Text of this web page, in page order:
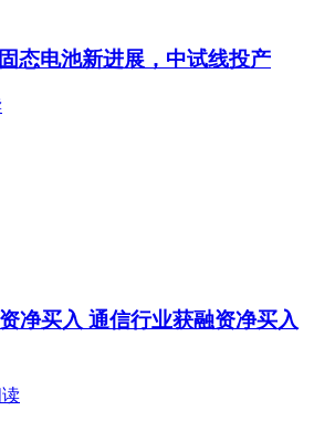
态电池新进展，中试线投产
净买入 通信行业获融资净买入
读